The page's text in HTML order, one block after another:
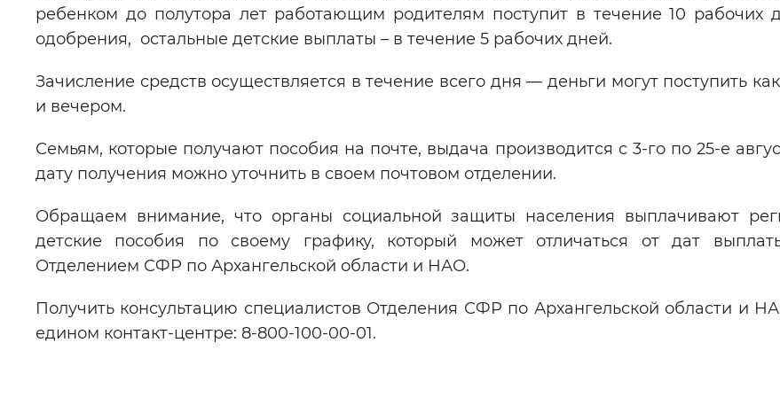
ребенком до полутора лет работающим родителям поступит в течение 10 рабочих
одобрения, остальные детские выплаты – в течение 5 рабочих дней.
Зачисление средств осуществляется в течение всего дня — деньги могут поступить
и вечером.
Семьям, которые получают пособия на почте, выдача производится с 3-го по 25-е
дату получения можно уточнить в своем почтовом отделении.
Обращаем внимание, что органы социальной защиты населения выплачивают
детские пособия по своему графику, который может отличаться от дат
Отделением СФР по Архангельской области и НАО.
Получить консультацию специалистов Отделения СФР по Архангельской области и
едином контакт-центре: 8-800-100-00-01.